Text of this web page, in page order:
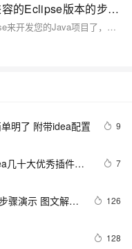
在Ubuntu 18.04上安装与JDK 8兼容的Eclipse版本的步骤。
安装过程结束后，您就可以开始使用Eclipse来开发您的Java项目了，并且确保它与JDK 8兼容无误。这个过程涉及的是一个基本的安装流程，针对使用Java 8的用户，Eclipse的其他配置和插件安装根据个人开发环境和需求来定制。
明了 附带idea配置 9
几十大优秀插件、
7
骤演示 图文解说
126
128